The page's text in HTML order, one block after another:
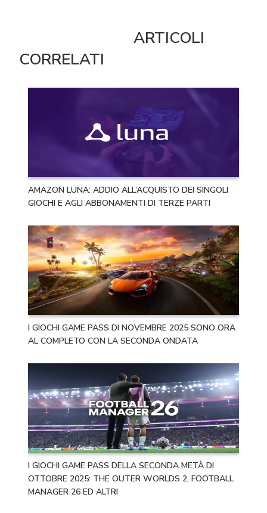
ARTICOLI
CORRELATI
AMAZON LUNA: ADDIO ALL’ACQUISTO DEI SINGOLI
GIOCHI E AGLI ABBONAMENTI DI TERZE PARTI
I GIOCHI GAME PASS DI NOVEMBRE 2025 SONO ORA
AL COMPLETO CON LA SECONDA ONDATA
I GIOCHI GAME PASS DELLA SECONDA METÀ DI
OTTOBRE 2025: THE OUTER WORLDS 2, FOOTBALL
MANAGER 26 ED ALTRI